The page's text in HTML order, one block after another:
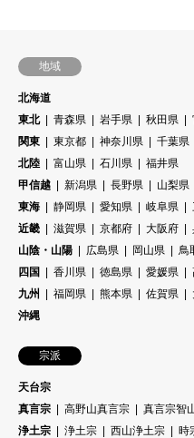
地域
北海道
東北
青森県 岩手県 秋田県
関東
東京都 神奈川県 千葉県
北陸
富山県 石川県
福井県
甲信越
新潟県 長野県
山梨県
東海
静岡県 愛知県 岐阜県
近畿
滋賀県 京都府 大阪府
山陰・山陽
広島県 岡山県 鳥
四国
香川県 徳島県 愛媛県
九州
福岡県 熊本県 佐賀県
沖縄
宗派
天台宗
真言宗
高野山真言宗 真言宗智
浄土宗
浄土宗 西山浄土宗
時